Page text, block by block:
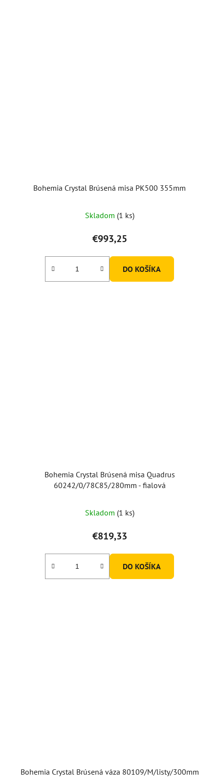
Bohemia Crystal Brúsená misa PK500 355mm
Skladom (1 ks)
€993,25
DO KOŠÍKA
Bohemia Crystal Brúsená misa Quadrus
60242/0/78C85/280mm - fialová
Skladom (1 ks)
€819,33
DO KOŠÍKA
Bohemia Crystal Brúsená váza 80109/M/listy/300mm